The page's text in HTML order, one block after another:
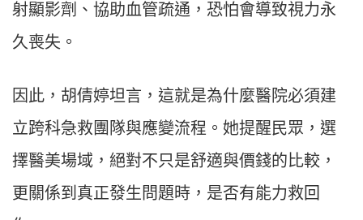
射顯影劑、協助血管疏通，恐怕會導致視力永
久喪失。
因此，胡倩婷坦言，這就是為什麼醫院必須建
立跨科急救團隊與應變流程。她提醒民眾，選
擇醫美場域，絕對不只是舒適與價錢的比較，
更關係到真正發生問題時，是否有能力救回